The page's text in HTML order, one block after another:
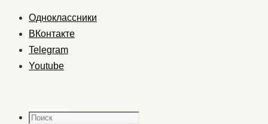
Одноклассники
ВКонтакте
Telegram
Youtube
Поиск